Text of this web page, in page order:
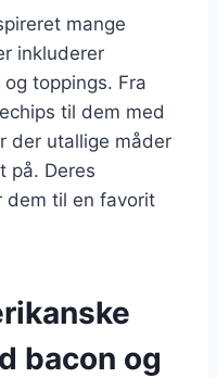
mange
inkluderer
toppings. Fra
til dem med
der utallige måder
på. Deres
dem til en favorit
bacon og